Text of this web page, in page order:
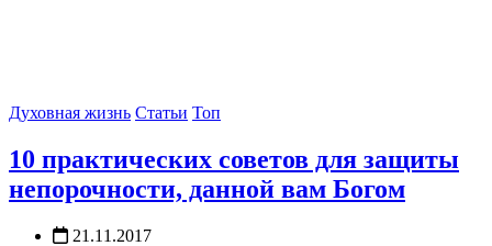
Духовная жизнь Статьи Топ
10 практических советов для защиты
непорочности, данной вам Богом
21.11.2017